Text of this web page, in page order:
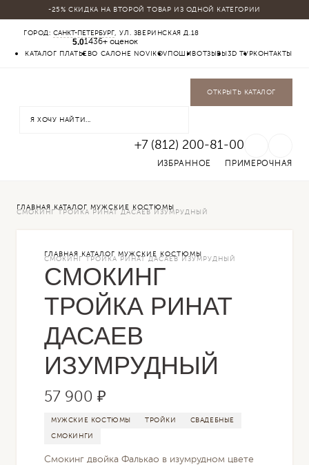
-25% СКИДКА НА ВТОРОЙ ТОВАР ИЗ ОДНОЙ КАТЕГОРИИ
ГОРОД: САНКТ-ПЕТЕРБУРГ , УЛ. ЗВЕРИНСКАЯ Д.18
5.01436+ оценок
КАТАЛОГ ПЛАТЬЕВО САЛОНЕ NOVIKOV ПОШИВОТЗЫВЫ 3D ТУРКОНТАКТЫ
ОТКРЫТЬ КАТАЛОГ
+7 (812) 200-81-00
ИЗБРАННОЕ ПРИМЕРОЧНАЯ
ГЛАВНАЯ КАТАЛОГ МУЖСКИЕ КОСТЮМЫ
СМОКИНГ ТРОЙКА РИНАТ ДАСАЕВ ИЗУМРУДНЫЙ
ГЛАВНАЯ КАТАЛОГ МУЖСКИЕ КОСТЮМЫ
СМОКИНГ ТРОЙКА РИНАТ ДАСАЕВ ИЗУМРУДНЫЙ
СМОКИНГ
ТРОЙКА РИНАТ
ДАСАЕВ
ИЗУМРУДНЫЙ
57 900 ₽
МУЖСКИЕ КОСТЮМЫ ТРОЙКИ СВАДЕБНЫЕ
СМОКИНГИ
Смокинг двойка Фалькао в изумрудном цвете
КАТАЛОГ
МУЖСКИЕ КОСТЮМЫ
БАДЛОНЫ
ГАЛСТУКИ БАБОЧКИ